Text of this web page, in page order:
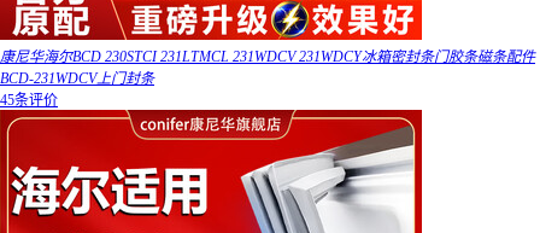
康尼华海尔BCD 230STCI 231LTMCL 231WDCV 231WDCY冰箱密封条门胶条磁条配件
BCD-231WDCV上门封条
45条评价